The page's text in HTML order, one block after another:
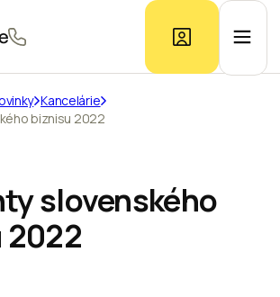
Prieskum trhu
Kancelárie
biznisu 2022
slovenského
2022